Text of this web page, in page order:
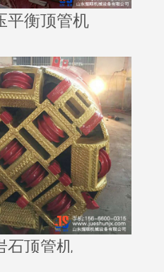
平衡顶管机
石顶管机